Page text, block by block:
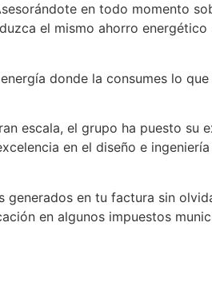
en todo momento
el mismo ahorro energético
donde la consumes lo
escala, el grupo ha puesto su
en el diseño e
en tu factura sin
en algunos impuestos